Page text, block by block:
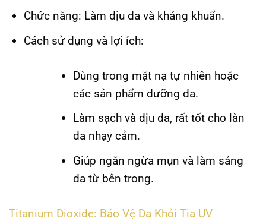
Chức năng: Làm dịu da và kháng khuẩn.
Cách sử dụng và lợi ích:
Dùng trong mặt nạ tự nhiên hoặc
các sản phẩm dưỡng da.
Làm sạch và dịu da, rất tốt cho làn
da nhạy cảm.
Giúp ngăn ngừa mụn và làm sáng
da từ bên trong.
Titanium Dioxide: Bảo Vệ Da Khỏi Tia UV